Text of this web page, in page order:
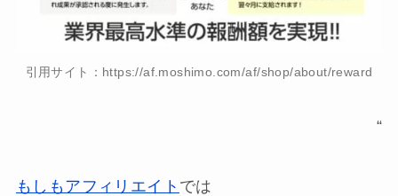
引用サイト：https://af.moshimo.com/af/shop/about/reward
“
もしもアフィリエイト では